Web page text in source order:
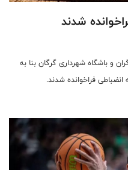
شدند
و باشگاه شهرداری گرگان بنا به
فراخوانده شدند.